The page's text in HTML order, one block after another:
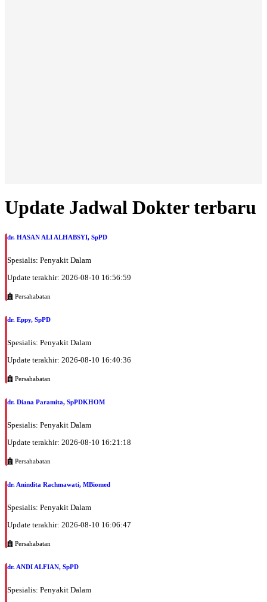
Update Jadwal Dokter terbaru
dr. HASAN ALI ALHABSYI, SpPD
Spesialis: Penyakit Dalam
Update terakhir: 2026-08-10 16:56:59
Persahabatan
dr. Eppy, SpPD
Spesialis: Penyakit Dalam
Update terakhir: 2026-08-10 16:40:36
Persahabatan
dr. Diana Paramita, SpPDKHOM
Spesialis: Penyakit Dalam
Update terakhir: 2026-08-10 16:21:18
Persahabatan
dr. Anindita Rachmawati, MBiomed
Spesialis: Penyakit Dalam
Update terakhir: 2026-08-10 16:06:47
Persahabatan
dr. ANDI ALFIAN, SpPD
Spesialis: Penyakit Dalam